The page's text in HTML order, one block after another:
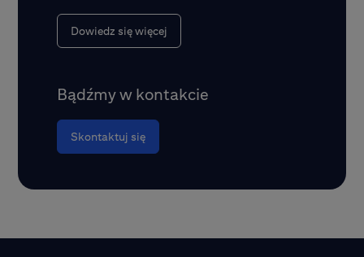
Dowiedz się więcej
Bądźmy w kontakcie
Skontaktuj się